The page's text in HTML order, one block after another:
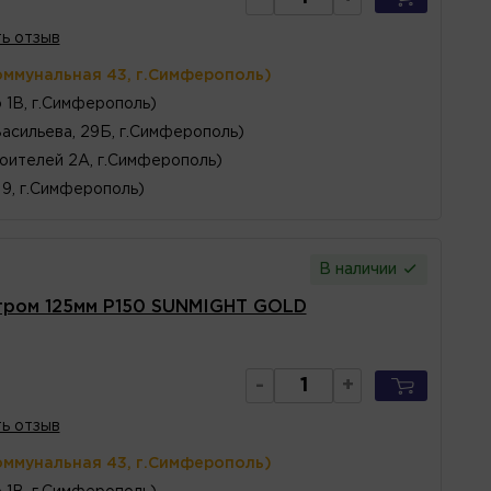
отзыв
43, г.Симферополь)
г.Симферополь)
29Б, г.Симферополь)
2А, г.Симферополь)
г.Симферополь)
В наличии
125мм P150 SUNMIGHT GOLD
- +
отзыв
43, г.Симферополь)